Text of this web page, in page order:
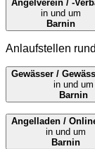
Angelverein / -
in und um
Barnin
Anlaufstellen
Gewässer /
in und um
Barnin
Angelladen /
in und um
Barnin